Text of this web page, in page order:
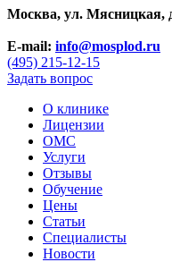
Москва, ул. Мясницкая,
E-mail: info@mosplod.ru
(495) 215-12-15
Задать вопрос
О клинике
Лицензии
ОМС
Услуги
Отзывы
Обучение
Цены
Статьи
Специалисты
Новости